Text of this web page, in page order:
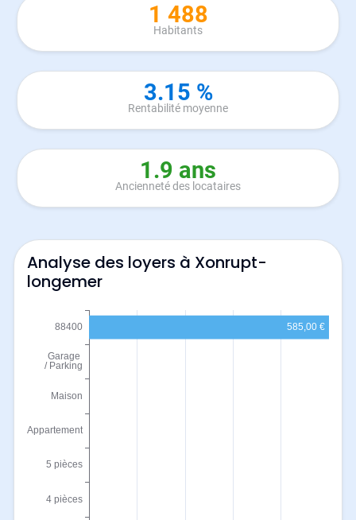
1 488
Habitants
3.15 %
Rentabilité moyenne
1.9 ans
Ancienneté des locataires
Analyse des loyers à Xonrupt-
longemer